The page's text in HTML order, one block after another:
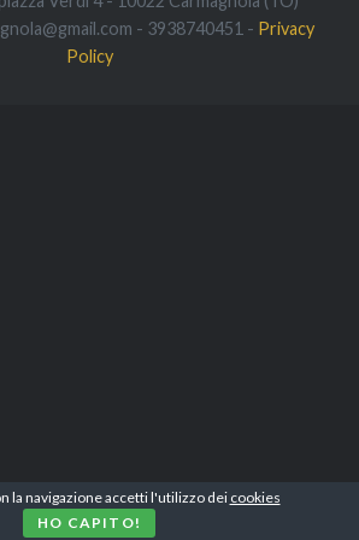
- 3938740451 - Privacy
Policy
la navigazione accetti l'utilizzo dei cookies
HO CAPITO!